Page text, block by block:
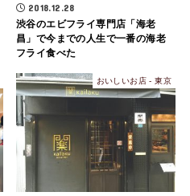
2018.12.28
渋谷のエビフライ専門店「海老
昌」で今までの人生で一番の海老
フライ食べた
おいしいお店 - 東京